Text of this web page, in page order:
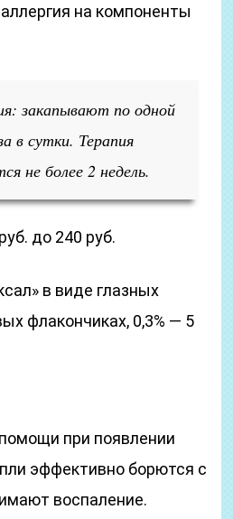
на компоненты
закапывают по одной
в сутки. Терапия
не более 2 недель.
до 240 руб.
в виде глазных
флакончиках, 0,3% — 5
при появлении
эффективно борются с
воспаление.